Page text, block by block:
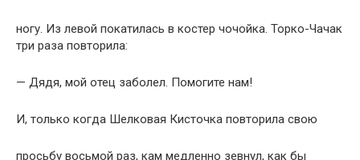
ногу. Из левой покатилась в костер чочойка. Торко-Чачак
три раза повторила:
— Дядя, мой отец заболел. Помогите нам!
И, только когда Шелковая Кисточка повторила свою
просьбу восьмой раз, кам медленно зевнул, как бы